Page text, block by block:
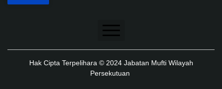
Penafian
Dasar Keselamatan
Hak Cipta Terpelihara © 2024 Jabatan Mufti Wilayah
Persekutuan